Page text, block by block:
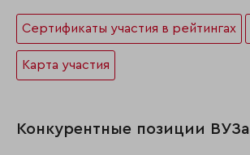
Сертификаты участия в рейтингах
Карта участия
Конкурентные позиции ВУЗа